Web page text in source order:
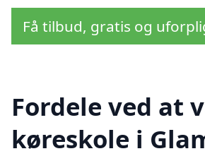
Få tilbud, gratis og
Fordele ved at
køreskole i